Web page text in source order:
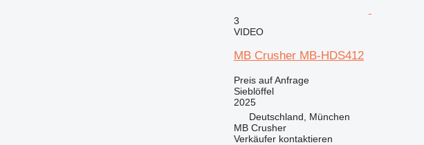
3
VIDEO
MB Crusher MB-HDS412
Preis auf Anfrage
Sieblöffel
2025
Deutschland, München
MB Crusher
Verkäufer kontaktieren